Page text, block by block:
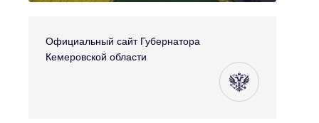
Официальный сайт Губернатора
Кемеровской области